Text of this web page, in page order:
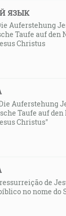
ЯЗЫК
Auferstehung
Taufe auf den
Christus
Auferstehung
Taufe auf den
Christus"
de
no nome do